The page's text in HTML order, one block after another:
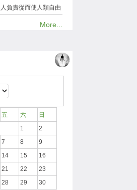
負責從而使人類自由
More...
五 六
日
1
2
7 8
9
14 15
16
21 22
23
28 29
30